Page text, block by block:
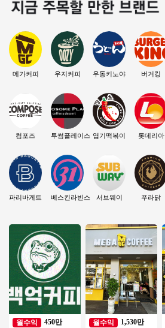
메가커피
컴포즈
파리바게트
우지커피
투썸플레이스
베스킨라빈스
우동키노야
엽기떡볶이
서브웨이
버거킹
롯데리아
푸라닭
월수익
450만
월수익
1,530만